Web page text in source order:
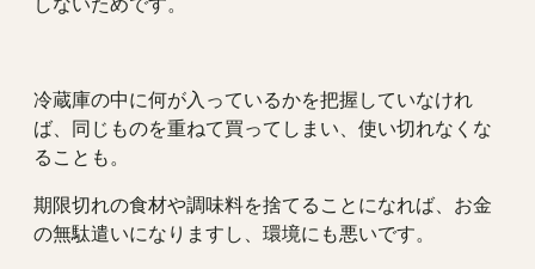
冷蔵庫の中に何が入っているかを把握していなけれ
ば、同じものを重ねて買ってしまい、使い切れなくな
ることも。
期限切れの食材や調味料を捨てることになれば、お金
の無駄遣いになりますし、環境にも悪いです。